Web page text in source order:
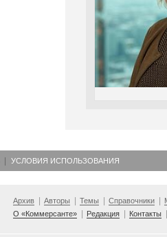
УСЛОВИЯ ИСПОЛЬЗОВАНИЯ
Архив Авторы Темы Справочники
О «Коммерсанте»
Редакция Контакты